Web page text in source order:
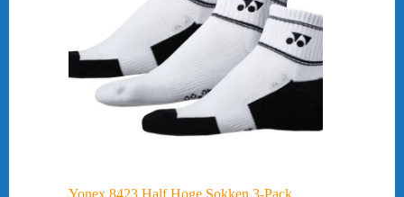
Yonex 8423 Half Hoge Sokken 3-Pack